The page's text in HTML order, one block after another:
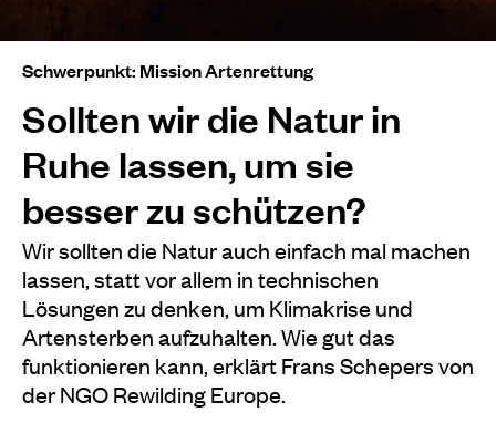
Schwerpunkt: Mission Artenrettung
Sollten wir die Natur in
Ruhe lassen, um sie
besser zu schützen?
Wir sollten die Natur auch einfach mal machen
lassen, statt vor allem in technischen
Lösungen zu denken, um Klimakrise und
Artensterben aufzuhalten. Wie gut das
funktionieren kann, erklärt Frans Schepers von
der NGO Rewilding Europe.